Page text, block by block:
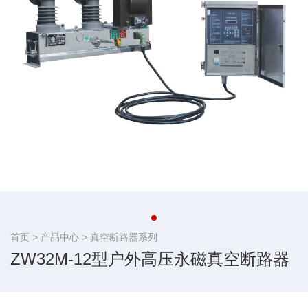
首页 > 产品中心 > 真空断路器系列
ZW32M-12型户外高压永磁真空断路器